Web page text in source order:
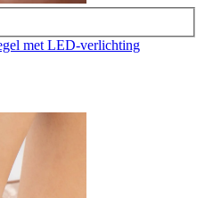
met LED-verlichting